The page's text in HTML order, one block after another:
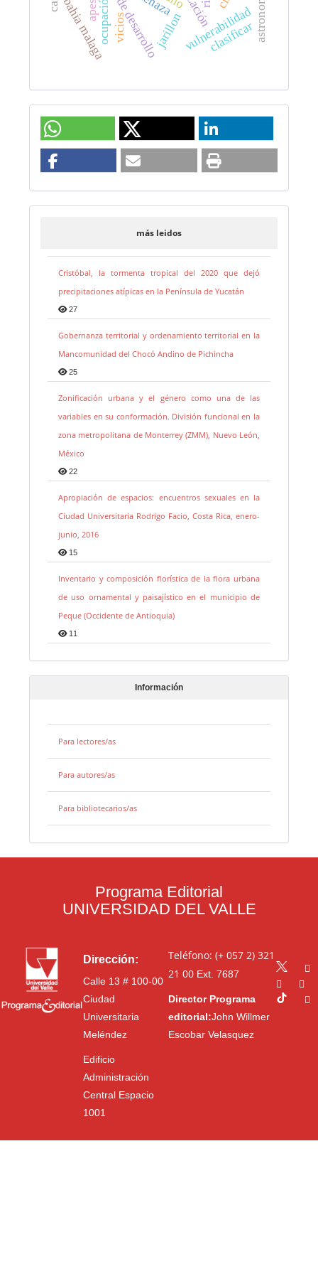
jarillon
ocupación vulnerabilidad
bahia malaga astronomia
clasificar
vicios
más leidos
Cristóbal, la tormenta tropical del 2020 que dejó
precipitaciones atípicas en la Península de Yucatán
27
Gobernanza territorial y ordenamiento territorial en la
Mancomunidad del Chocó Andino de Pichincha
25
Zonificación urbana y el género como una de las
variables en su conformación. División funcional en la
zona metropolitana de Monterrey (ZMM), Nuevo León,
México
22
Apropiación de espacios: encuentros sexuales en la
Ciudad Universitaria Rodrigo Facio, Costa Rica, enero-
junio, 2016
15
Inventario y composición florística de la flora urbana
de uso ornamental y paisajístico en el municipio de
Peque (Occidente de Antioquia)
11
Información
Para lectores/as
Para autores/as
Para bibliotecarios/as
Programa Editorial
UNIVERSIDAD DEL VALLE
Dirección:
Calle 13 # 100-00
Ciudad
Universitaria
Meléndez
Edificio
Administración
Central Espacio
1001
Teléfono: (+ 057 2) 321
21 00Ext. 7687
Director Programa
editorial:John Willmer
Escobar Velasquez